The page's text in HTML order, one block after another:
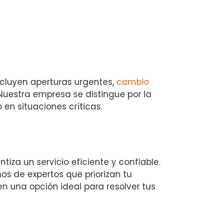
aperturas urgentes, cambio
empresa se distingue por la
situaciones críticas.
un servicio eficiente y confiable.
de expertos que priorizan tu
una opción ideal para resolver tus